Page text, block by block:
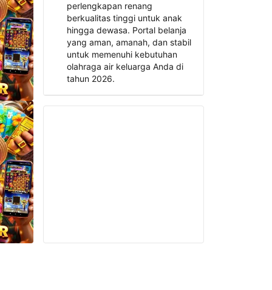
perlengkapan renang
berkualitas tinggi untuk anak
hingga dewasa. Portal belanja
yang aman, amanah, dan stabil
untuk memenuhi kebutuhan
olahraga air keluarga Anda di
tahun 2026.